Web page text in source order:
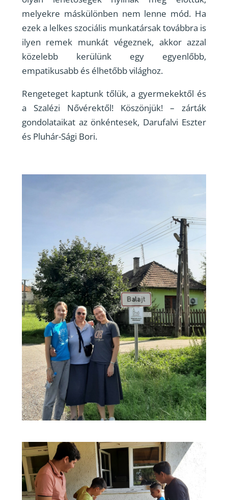
melyekre máskülönben nem lenne mód. Ha
ezek a lelkes szociális munkatársak továbbra is
ilyen remek munkát végeznek, akkor azzal
közelebb kerülünk egy egyenlőbb,
empatikusabb és élhetőbb világhoz.
Rengeteget kaptunk tőlük, a gyermekektől és
a Szalézi Nővérektől! Köszönjük! – zárták
gondolataikat az önkéntesek, Darufalvi Eszter
és Pluhár-Sági Bori.